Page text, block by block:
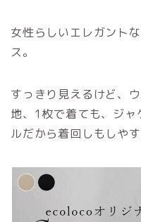
女性らしいエレガント
ス。
すっきり見えるけど、
地、1枚で着ても、ジ
ルだから着回しもしや